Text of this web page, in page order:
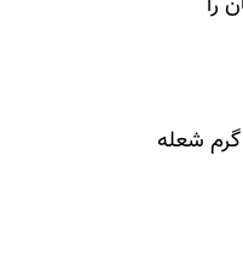
گرم شعله